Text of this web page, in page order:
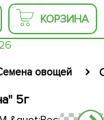
КОРЗИНА
овощей
5г